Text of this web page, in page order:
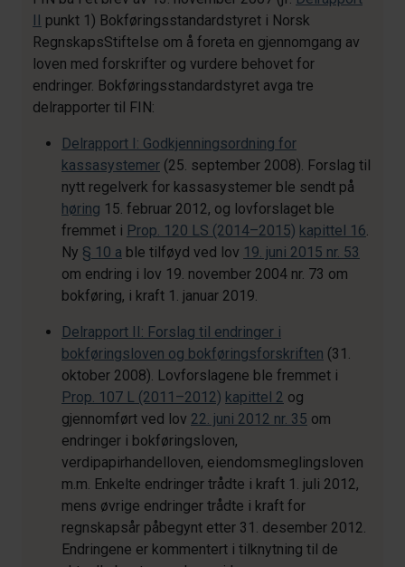
II punkt 1) Bokføringsstandardstyret i Norsk
RegnskapsStiftelse om å foreta en gjennomgang av
loven med forskrifter og vurdere behovet for
endringer. Bokføringsstandardstyret avga tre
delrapporter til FIN:
Delrapport I: Godkjenningsordning for
kassasystemer (25. september 2008). Forslag til
nytt regelverk for kassasystemer ble sendt på
høring 15. februar 2012, og lovforslaget ble
fremmet i Prop. 120 LS (2014–2015) kapittel 16.
Ny § 10 a ble tilføyd ved lov 19. juni 2015 nr. 53
om endring i lov 19. november 2004 nr. 73 om
bokføring, i kraft 1. januar 2019.
Delrapport II: Forslag til endringer i
bokføringsloven og bokføringsforskriften (31.
oktober 2008). Lovforslagene ble fremmet i
Prop. 107 L (2011–2012) kapittel 2 og
gjennomført ved lov 22. juni 2012 nr. 35 om
endringer i bokføringsloven,
verdipapirhandelloven, eiendomsmeglingsloven
m.m. Enkelte endringer trådte i kraft 1. juli 2012,
mens øvrige endringer trådte i kraft for
regnskapsår påbegynt etter 31. desember 2012.
Endringene er kommentert i tilknytning til de